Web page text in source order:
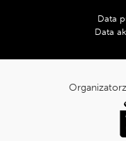
Data
Data